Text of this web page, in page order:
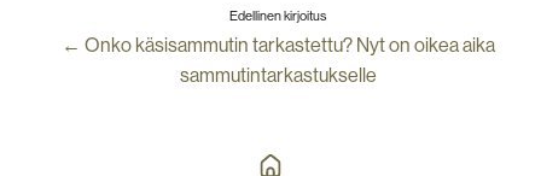
Edellinen kirjoitus
← Onko käsisammutin tarkastettu? Nyt on oikea aika
sammutintarkastukselle